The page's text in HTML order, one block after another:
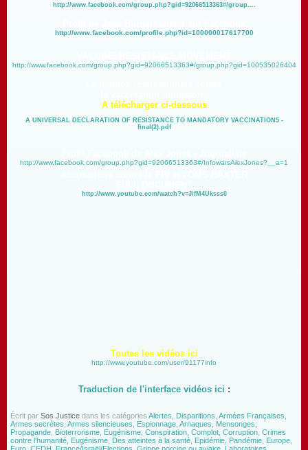
http://www.facebook.com/group.php?gid=92066513363#/group....
http://www.facebook.com/profile.php?id=100000017617700
http://www.facebook.com/group.php?gid=92066513363#/group.php?gid=100535026404
A télécharger ci-dessous
A UNIVERSAL DECLARATION OF RESISTANCE TO MANDATORY VACCINATION5 -
final(2).pdf
http://www.facebook.com/group.php?gid=92066513363#/InfowarsAlexJones?__a=1
http://www.youtube.com/watch?v=JifM4Uksss0
Toutes les vidéos ici
http://www.youtube.com/user/91177info
Traduction de l'interface vidéos ici :
Écrit par Sos Justice dans les catégories Alertes, Disparitions Armées Françaises,
Armes secrètes Armes silencieuses, Espionnage Arnaques, Mensonges,
Propagande Bioterrorisme, Eugénisme Conspiration, Complot, Corruption Crimes
contre l'humanité, Eugénisme Des atteintes à la santé Epidémie, Pandémie Europe,